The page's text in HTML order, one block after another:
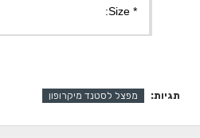
* Size:
תגיות: מפצל לסטנד מיקרופון